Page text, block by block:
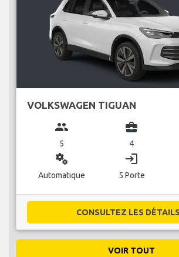
VOLKSWAGEN TIGUAN
group
5
business_center
4
miscellaneous_services
Automatique
login
5 Porte
CONSULTEZ LES
VOIR TOUT